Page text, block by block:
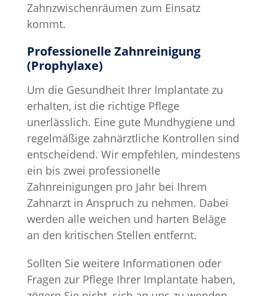
Zahnzwischenräumen zum Einsatz
kommt.
Professionelle Zahnreinigung
(Prophylaxe)
Um die Gesundheit Ihrer Implantate zu
erhalten, ist die richtige Pflege
unerlässlich. Eine gute Mundhygiene und
regelmäßige zahnärztliche Kontrollen sind
entscheidend. Wir empfehlen, mindestens
ein bis zwei professionelle
Zahnreinigungen pro Jahr bei Ihrem
Zahnarzt in Anspruch zu nehmen. Dabei
werden alle weichen und harten Beläge
an den kritischen Stellen entfernt.
Sollten Sie weitere Informationen oder
Fragen zur Pflege Ihrer Implantate haben,